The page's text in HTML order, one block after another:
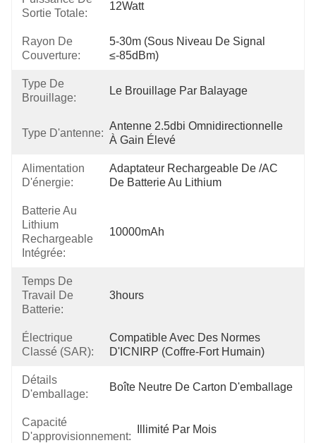
Sortie Totale:
12Watt
Rayon De
Couverture:
5-30m (sous Niveau De Signal
≤-85dBm)
Type De
Brouillage:
Le Brouillage Par Balayage
Type D'antenne:
Antenne 2.5dbi Omnidirectionnelle
À Gain Élevé
Alimentation
D'énergie:
Adaptateur Rechargeable De /AC
De Batterie Au Lithium
Batterie Au
Lithium
Rechargeable
Intégrée:
10000mAh
Temps De
Travail De
Batterie:
3hours
Électrique
Classé (SAR):
Compatible Avec Des Normes
D'ICNIRP (coffre-Fort Humain)
Détails
D'emballage:
Boîte Neutre De Carton D'emballage
Capacité
D'approvisionnement:
Illimité Par Mois